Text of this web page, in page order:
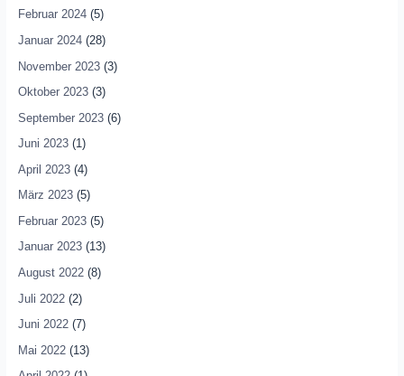
Februar 2024(5)
Januar 2024(28)
November 2023(3)
Oktober 2023(3)
September 2023(6)
Juni 2023(1)
April 2023(4)
März 2023(5)
Februar 2023(5)
Januar 2023(13)
August 2022(8)
Juli 2022(2)
Juni 2022(7)
Mai 2022(13)